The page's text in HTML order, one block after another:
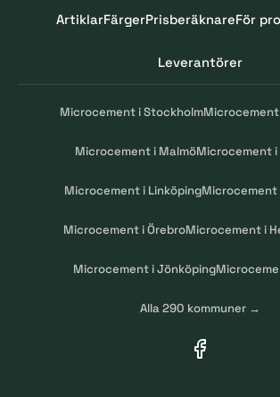
ArtiklarFärgerPrisberäknareFör
Leverantörer
Microcement i Stockholm
Microcement i MalmöMicrocement i
Microcement i LinköpingMicrocement
Microcement i ÖrebroMicrocement i
Microcement i Jönköping
Alla 290 kommuner →